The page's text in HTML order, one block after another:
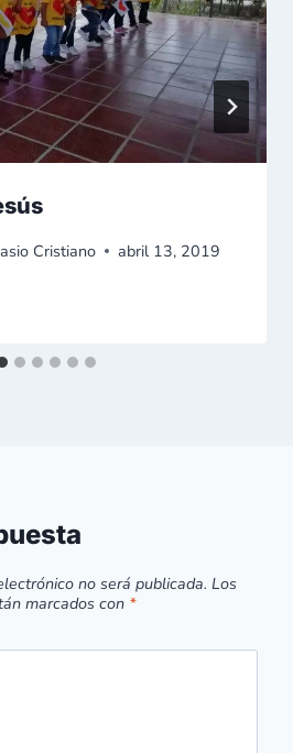
Cristiano abril 13, 2019
no será publicada. Los
marcados con *